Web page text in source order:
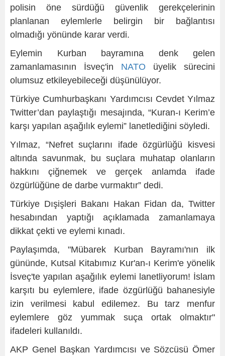
polisin öne sürdüğü güvenlik gerekçelerinin
planlanan eylemlerle belirgin bir bağlantısı
olmadığı yönünde karar verdi.
Eylemin Kurban bayramına denk gelen
zamanlamasının İsveç'in NATO üyelik sürecini
olumsuz etkileyebileceği düşünülüyor.
Türkiye Cumhurbaşkanı Yardımcısı Cevdet Yılmaz
Twitter’dan paylaştığı mesajında, “Kuran-ı Kerim’e
karşı yapılan aşağılık eylemi” lanetlediğini söyledi.
Yılmaz, “Nefret suçlarını ifade özgürlüğü kisvesi
altında savunmak, bu suçlara muhatap olanların
hakkını çiğnemek ve gerçek anlamda ifade
özgürlüğüne de darbe vurmaktır” dedi.
Türkiye Dışişleri Bakanı Hakan Fidan da, Twitter
hesabından yaptığı açıklamada zamanlamaya
dikkat çekti ve eylemi kınadı.
Paylaşımda, "Mübarek Kurban Bayramı'nın ilk
gününde, Kutsal Kitabımız Kur'an-ı Kerim'e yönelik
İsveç'te yapılan aşağılık eylemi lanetliyorum! İslam
karşıtı bu eylemlere, ifade özgürlüğü bahanesiyle
izin verilmesi kabul edilemez. Bu tarz menfur
eylemlere göz yummak suça ortak olmaktır"
ifadeleri kullanıldı.
AKP Genel Başkan Yardımcısı ve Sözcüsü Ömer